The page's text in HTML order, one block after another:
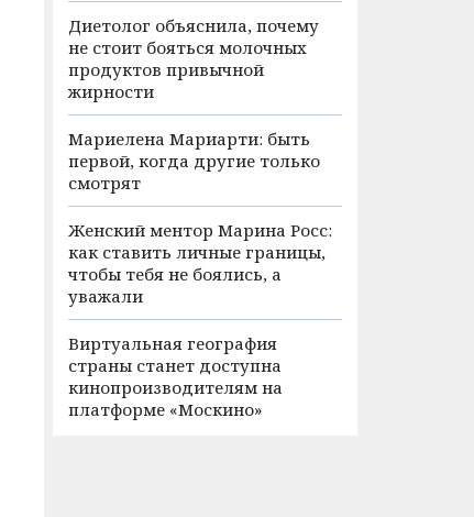
Диетолог объяснила, почему
не стоит бояться молочных
продуктов привычной
жирности
Мариелена Мариарти: быть
первой, когда другие только
смотрят
Женский ментор Марина Росс:
как ставить личные границы,
чтобы тебя не боялись, а
уважали
Виртуальная география
страны станет доступна
кинопроизводителям на
платформе «Москино»